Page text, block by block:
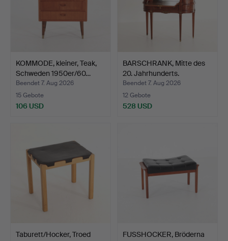
KOMMODE, kleiner, Teak,
Schweden 1950er/60…
Beendet 7. Aug 2026
15 Gebote
106 USD
BARSCHRANK, Mitte des
20. Jahrhunderts.
Beendet 7. Aug 2026
12 Gebote
528 USD
Taburett/Hocker, Troed
FUSSHOCKER, Bröderna